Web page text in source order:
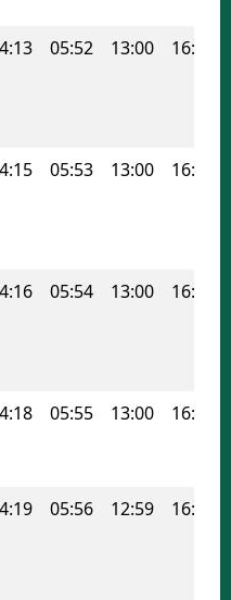
Mersin
Kars
Kocaeli
05:52 13:00 16:50
05:53 13:00 16:49
05:54 13:00 16:49
05:55 13:00 16:48
05:56 12:59 16:47